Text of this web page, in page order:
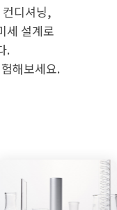
디셔닝,
세 설계로
.
해보세요.